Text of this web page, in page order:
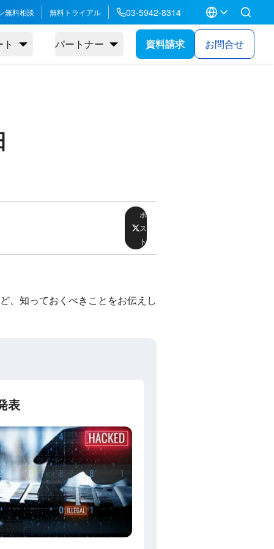
無料相談 無料トライアル 03-5942-8314
パートナー 資料請求 お問合せ
ポ
ス
ト
、知っておくべきことをお伝えし
表